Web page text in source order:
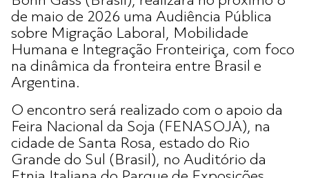
de maio de 2026 uma Audiência Pública
sobre Migração Laboral, Mobilidade
Humana e Integração Fronteiriça, com foco
na dinâmica da fronteira entre Brasil e
Argentina.
O encontro será realizado com o apoio da
Feira Nacional da Soja (FENASOJA), na
cidade de Santa Rosa, estado do Rio
Grande do Sul (Brasil), no Auditório da